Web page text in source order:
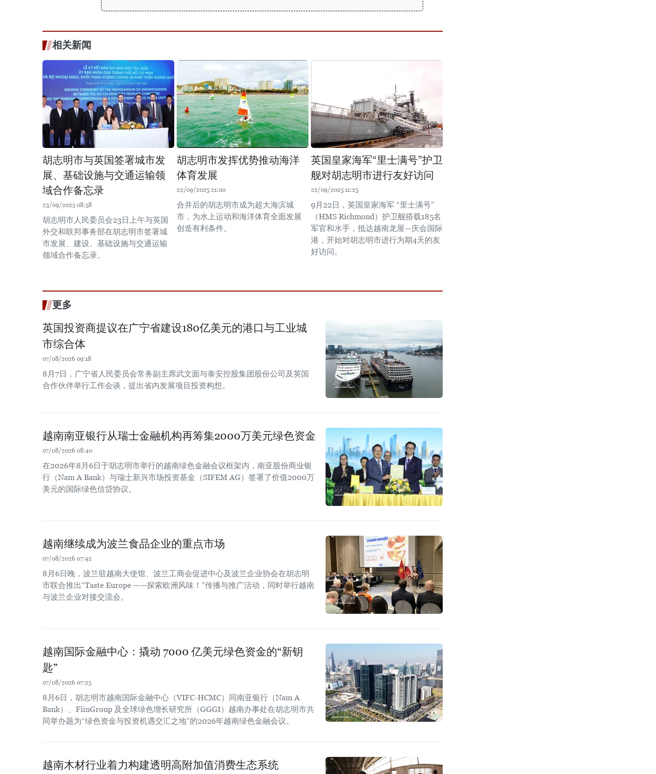
相关新闻
胡志明市与英国签署城市发
展、基础设施与交通运输领
域合作备忘录
23/09/2025 08:58
胡志明市人民委员会23日上午与英国
外交和联邦事务部在胡志明市签署城
市发展、建设、基础设施与交通运输
领域合作备忘录。
胡志明市发挥优势推动海洋
体育发展
22/09/2025 21:00
合并后的胡志明市成为超大海滨城
市，为水上运动和海洋体育全面发展
创造有利条件。
英国皇家海军“里士满号”护卫
舰对胡志明市进行友好访问
22/09/2025 11:25
9月22日，英国皇家海军 “里士满号”
（HMS Richmond）护卫舰搭载185名
军官和水手，抵达越南龙屋—庆会国际
港，开始对胡志明市进行为期4天的友
好访问。
更多
英国投资商提议在广宁省建设180亿美元的港口与工业城
市综合体
07/08/2026 09:18
8月7日，广宁省人民委员会常务副主席武文面与泰安控股集团股份公司及英国
合作伙伴举行工作会谈，提出省内发展项目投资构想。
越南南亚银行从瑞士金融机构再筹集2000万美元绿色资金
07/08/2026 08:40
在2026年8月6日于胡志明市举行的越南绿色金融会议框架内，南亚股份商业银
行（Nam A Bank）与瑞士新兴市场投资基金（SIFEM AG）签署了价值2000万
美元的国际绿色信贷协议。
越南继续成为波兰食品企业的重点市场
07/08/2026 07:42
8月6日晚，波兰驻越南大使馆、波兰工商会促进中心及波兰企业协会在胡志明
市联合推出“Taste Europe ——探索欧洲风味！”传播与推广活动，同时举行越南
与波兰企业对接交流会。
越南国际金融中心：撬动 7000 亿美元绿色资金的“新钥
匙”
07/08/2026 07:25
8月6日，胡志明市越南国际金融中心（VIFC-HCMC）同南亚银行（Nam A
Bank）、FiinGroup 及全球绿色增长研究所（GGGI）越南办事处在胡志明市共
同举办题为“绿色资金与投资机遇交汇之地”的2026年越南绿色金融会议。
越南木材行业着力构建透明高附加值消费生态系统